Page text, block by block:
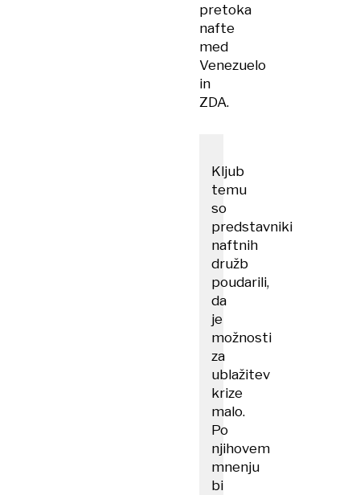
pretoka
nafte
med
Venezuelo
in
ZDA.
Kljub
temu
so
predstavniki
naftnih
družb
poudarili,
da
je
možnosti
za
ublažitev
krize
malo.
Po
njihovem
mnenju
bi